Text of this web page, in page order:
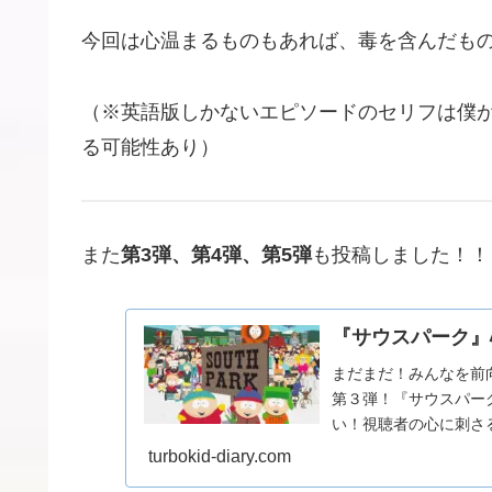
今回は心温まるものもあれば、毒を含んだも
（※英語版しかないエピソードのセリフは僕
る可能性あり）
また第3弾、第4弾、第5弾も投稿しました！！
『サウスパーク
まだまだ！みんなを
第３弾！『サウスパー
い！視聴者の心に刺
turbokid-diary.com